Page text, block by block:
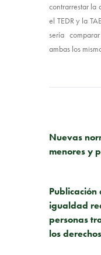
contrarrestar la
el TEDR y la
sería
ambas los
Nuevas
menores y
igualdad
personas
los